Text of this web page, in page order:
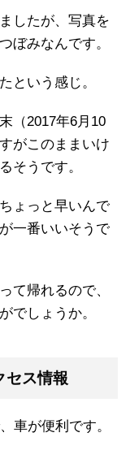
したが、写真を
ぼみなんです。
という感じ。
（2017年6月10
がこのままいけ
そうです。
ょっと早いんで
一番いいそうで
て帰れるので、
でしょうか。
セス情報
車が便利です。